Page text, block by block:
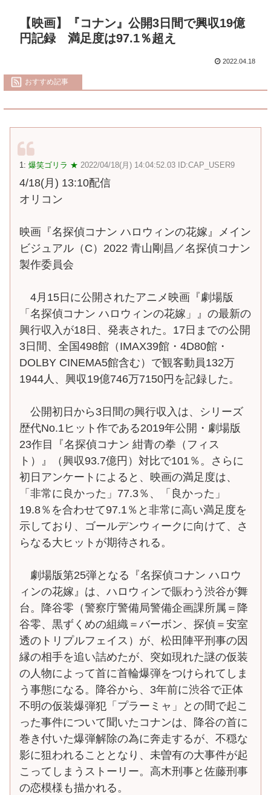
【映画】『コナン』公開3日間で興収19億
円記録 満足度は97.1％超え
2022.04.18
おすすめ記事
1: 爆笑ゴリラ ★ 2022/04/18(月) 14:04:52.03 ID:CAP_USER9
4/18(月) 13:10配信
オリコン
映画『名探偵コナン ハロウィンの花嫁』メイン
ビジュアル（C）2022 青山剛昌／名探偵コナン
製作委員会
4月15日に公開されたアニメ映画『劇場版
「名探偵コナン ハロウィンの花嫁」』の最新の
興行収入が18日、発表された。17日までの公開
3日間、全国498館（IMAX39館・4D80館・
DOLBY CINEMA5館含む）で観客動員132万
1944人、興収19億746万7150円を記録した。
公開初日から3日間の興行収入は、シリーズ
歴代No.1ヒット作である2019年公開・劇場版
23作目『名探偵コナン 紺青の拳（フィス
ト）』（興収93.7億円）対比で101％。さらに
初日アンケートによると、映画の満足度は、
「非常に良かった」77.3％、「良かった」
19.8％を合わせて97.1％と非常に高い満足度を
示しており、ゴールデンウィークに向けて、さ
らなる大ヒットが期待される。
劇場版第25弾となる『名探偵コナン ハロウ
ィンの花嫁』は、ハロウィンで賑わう渋谷が舞
台。降谷零（警察庁警備局警備企画課所属＝降
谷零、黒ずくめの組織＝バーボン、探偵＝安室
透のトリプルフェイス）が、松田陣平刑事の因
縁の相手を追い詰めたが、突如現れた謎の仮装
の人物によって首に首輪爆弾をつけられてしま
う事態になる。降谷から、3年前に渋谷で正体
不明の仮装爆弾犯「プラーミャ」との間で起こ
った事件について聞いたコナンは、降谷の首に
巻き付いた爆弾解除の為に奔走するが、不穏な
影に狙われることとなり、未曽有の大事件が起
こってしまうストーリー。高木刑事と佐藤刑事
の恋模様も描かれる。